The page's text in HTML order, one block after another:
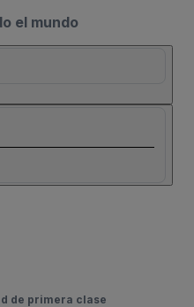
el mundo
de primera clase